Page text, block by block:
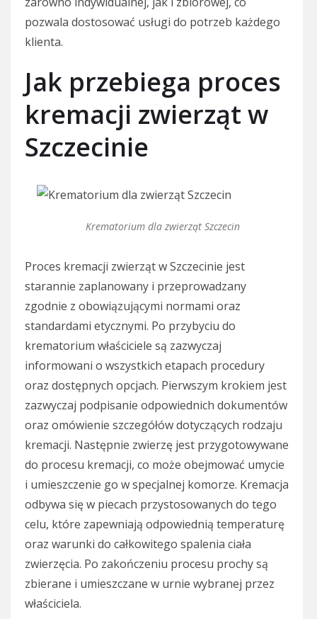
pozwala dostosować usługi do potrzeb każdego
klienta.
Jak przebiega proces
kremacji zwierząt w
Szczecinie
Krematorium dla zwierząt Szczecin
Proces kremacji zwierząt w Szczecinie jest
starannie zaplanowany i przeprowadzany
zgodnie z obowiązującymi normami oraz
standardami etycznymi. Po przybyciu do
krematorium właściciele są zazwyczaj
informowani o wszystkich etapach procedury
oraz dostępnych opcjach. Pierwszym krokiem jest
zazwyczaj podpisanie odpowiednich dokumentów
oraz omówienie szczegółów dotyczących rodzaju
kremacji. Następnie zwierzę jest przygotowywane
do procesu kremacji, co może obejmować umycie
i umieszczenie go w specjalnej komorze. Kremacja
odbywa się w piecach przystosowanych do tego
celu, które zapewniają odpowiednią temperaturę
oraz warunki do całkowitego spalenia ciała
zwierzęcia. Po zakończeniu procesu prochy są
zbierane i umieszczane w urnie wybranej przez
właściciela.